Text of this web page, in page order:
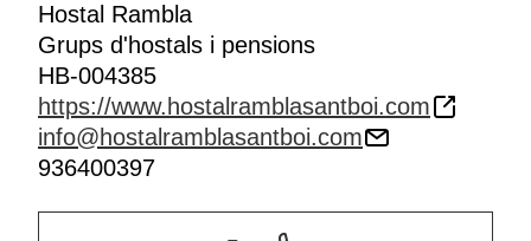
Hostal Rambla
Grups d'hostals i pensions
HB-004385
https://www.hostalramblasantboi.com
info@hostalramblasantboi.com
936400397